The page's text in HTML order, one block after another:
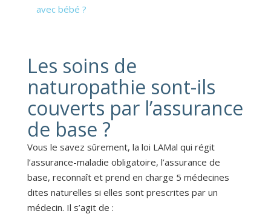
avec bébé ?
Les soins de
naturopathie sont-ils
couverts par l’assurance
de base ?
Vous le savez sûrement, la loi LAMal qui régit
l’assurance-maladie obligatoire, l’assurance de
base, reconnaît et prend en charge 5 médecines
dites naturelles si elles sont prescrites par un
médecin. Il s’agit de :